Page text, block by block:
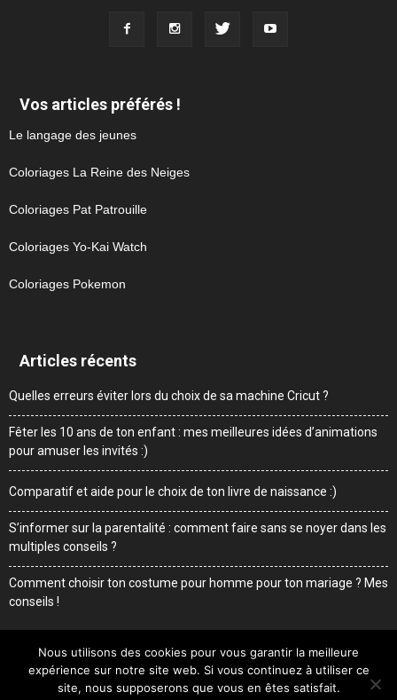
Vos articles préférés !
Le langage des jeunes
Coloriages La Reine des Neiges
Coloriages Pat Patrouille
Coloriages Yo-Kai Watch
Coloriages Pokemon
Articles récents
Quelles erreurs éviter lors du choix de sa machine Cricut ?
Fêter les 10 ans de ton enfant : mes meilleures idées d’animations
pour amuser les invités :)
Comparatif et aide pour le choix de ton livre de naissance :)
S’informer sur la parentalité : comment faire sans se noyer dans les
multiples conseils ?
Comment choisir ton costume pour homme pour ton mariage ? Mes
conseils !
Me contacter Mentions légales Qui suis-je
Nous utilisons des cookies pour vous garantir la meilleure
expérience sur notre site web. Si vous continuez à utiliser ce
site, nous supposerons que vous en êtes satisfait.